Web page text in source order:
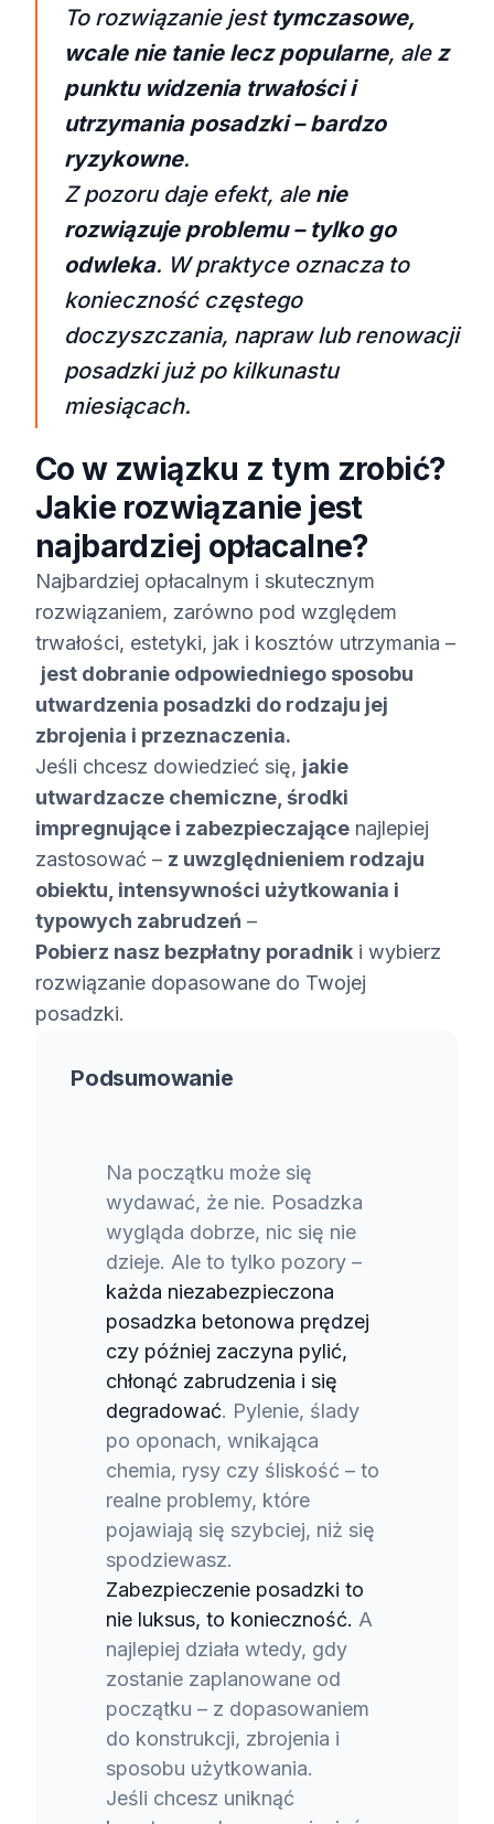
To rozwiązanie jest tymczasowe,
wcale nie tanie lecz popularne, ale z
punktu widzenia trwałości i
utrzymania posadzki – bardzo
ryzykowne.
Z pozoru daje efekt, ale nie
rozwiązuje problemu – tylko go
odwleka. W praktyce oznacza to
konieczność częstego
doczyszczania, napraw lub renowacji
posadzki już po kilkunastu
miesiącach.
Co w związku z tym zrobić?
Jakie rozwiązanie jest
najbardziej opłacalne?
Najbardziej opłacalnym i skutecznym
rozwiązaniem, zarówno pod względem
trwałości, estetyki, jak i kosztów utrzymania –
jest dobranie odpowiedniego sposobu
utwardzenia posadzki do rodzaju jej
zbrojenia i przeznaczenia.
Jeśli chcesz dowiedzieć się, jakie
utwardzacze chemiczne, środki
impregnujące i zabezpieczające najlepiej
zastosować – z uwzględnieniem rodzaju
obiektu, intensywności użytkowania i
typowych zabrudzeń –
Pobierz nasz bezpłatny poradnik i wybierz
rozwiązanie dopasowane do Twojej
posadzki.
Podsumowanie
Na początku może się
wydawać, że nie. Posadzka
wygląda dobrze, nic się nie
dzieje. Ale to tylko pozory –
każda niezabezpieczona
posadzka betonowa prędzej
czy później zaczyna pylić,
chłonąć zabrudzenia i się
degradować. Pylenie, ślady
po oponach, wnikająca
chemia, rysy czy śliskość – to
realne problemy, które
pojawiają się szybciej, niż się
spodziewasz.
Zabezpieczenie posadzki to
nie luksus, to konieczność. A
najlepiej działa wtedy, gdy
zostanie zaplanowane od
początku – z dopasowaniem
do konstrukcji, zbrojenia i
sposobu użytkowania.
Jeśli chcesz uniknąć